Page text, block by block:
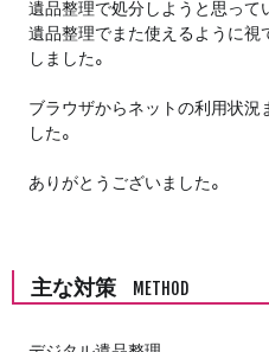
遺品整理で処分しようと思って
遺品整理でまた使えるように
しました。
ブラウザからネットの利用状況
した。
ありがとうございました。
主な対策 METHOD